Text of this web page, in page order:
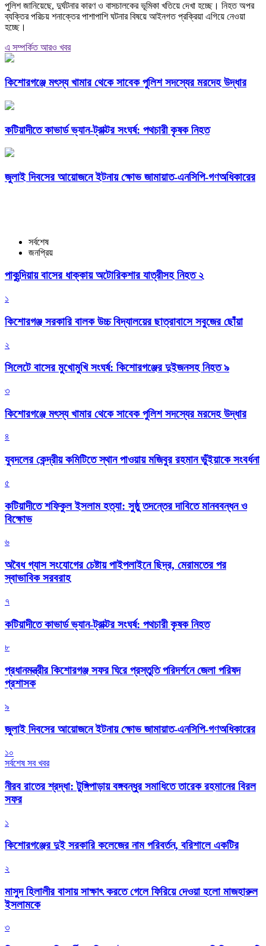
পুলিশ জানিয়েছে, দুর্ঘটনার কারণ ও বাসচালকের ভূমিকা খতিয়ে দেখা হচ্ছে। নিহত অপর
ব্যক্তির পরিচয় শনাক্তের পাশাপাশি ঘটনার বিষয়ে আইনগত প্রক্রিয়া এগিয়ে নেওয়া
হচ্ছে।
এ সম্পর্কিত আরও খবর
কিশোরগঞ্জে মৎস্য খামার থেকে সাবেক পুলিশ সদস্যের মরদেহ উদ্ধার
কটিয়াদীতে কাভার্ড ভ্যান-ট্রাক্টর সংঘর্ষ: পথচারী কৃষক নিহত
জুলাই দিবসের আয়োজনে ইটনায় ক্ষোভ জামায়াত-এনসিপি-গণঅধিকারের
সর্বশেষ
জনপ্রিয়
পাকুন্দিয়ায় বাসের ধাক্কায় অটোরিকশার যাত্রীসহ নিহত ২
১
কিশোরগঞ্জ সরকারি বালক উচ্চ বিদ্যালয়ের ছাত্রাবাসে সবুজের ছোঁয়া
২
সিলেটে বাসের মুখোমুখি সংঘর্ষ: কিশোরগঞ্জের দুইজনসহ নিহত ৯
৩
কিশোরগঞ্জে মৎস্য খামার থেকে সাবেক পুলিশ সদস্যের মরদেহ উদ্ধার
৪
যুবদলের কেন্দ্রীয় কমিটিতে স্থান পাওয়ায় মজিবুর রহমান ভুঁইয়াকে সংবর্ধনা
৫
কটিয়াদীতে শফিকুল ইসলাম হত্যা: সুষ্ঠু তদন্তের দাবিতে মানববন্ধন ও
বিক্ষোভ
৬
অবৈধ গ্যাস সংযোগের চেষ্টায় পাইপলাইনে ছিদ্র, মেরামতের পর
স্বাভাবিক সরবরাহ
৭
কটিয়াদীতে কাভার্ড ভ্যান-ট্রাক্টর সংঘর্ষ: পথচারী কৃষক নিহত
৮
প্রধানমন্ত্রীর কিশোরগঞ্জ সফর ঘিরে প্রস্তুতি পরিদর্শনে জেলা পরিষদ
প্রশাসক
৯
জুলাই দিবসের আয়োজনে ইটনায় ক্ষোভ জামায়াত-এনসিপি-গণঅধিকারের
১০
সর্বশেষ সব খবর
নীরব রাতের শ্রদ্ধা: টুঙ্গিপাড়ায় বঙ্গবন্ধুর সমাধিতে তারেক রহমানের বিরল
সফর
১
কিশোরগঞ্জের দুই সরকারি কলেজের নাম পরিবর্তন, বরিশালে একটির
২
মাসুদ হিলালীর বাসায় সাক্ষাৎ করতে গেলে ফিরিয়ে দেওয়া হলো মাজহারুল
ইসলামকে
৩